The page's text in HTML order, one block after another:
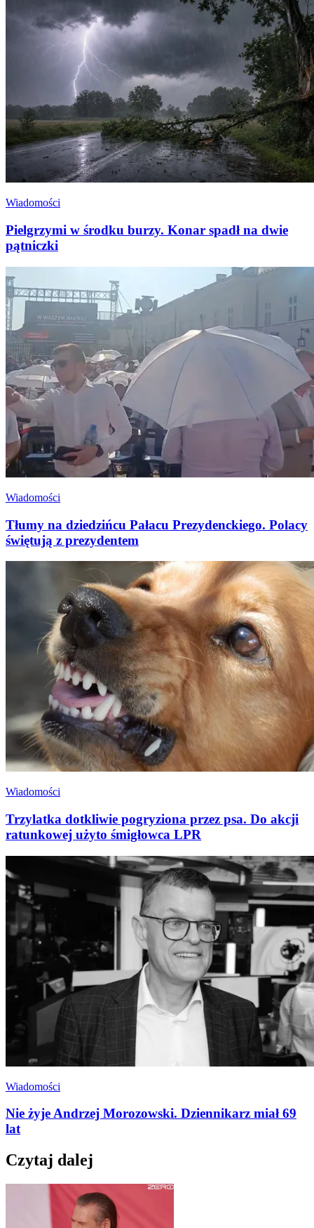
Wiadomości
Pielgrzymi w środku burzy. Konar spadł na dwie
pątniczki
Wiadomości
Tłumy na dziedzińcu Pałacu Prezydenckiego. Polacy
świętują z prezydentem
Wiadomości
Trzylatka dotkliwie pogryziona przez psa. Do akcji
ratunkowej użyto śmigłowca LPR
Wiadomości
Nie żyje Andrzej Morozowski. Dziennikarz miał 69
lat
Czytaj dalej